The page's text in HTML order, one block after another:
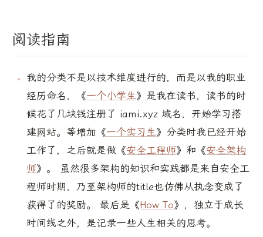
阅读指南
我的分类不是以技术维度进行的，而是以我的职业
经历命名，《一个小学生》是我在读书，读书的时
候花了几块钱注册了 iami.xyz 域名，开始学习搭
建网站。等增加《一个实习生》分类时我已经开始
工作了，之后就是做《安全工程师》和《安全架构
师》。 虽然很多架构的知识和实践都是来自安全工
程师时期，乃至架构师的title也仿佛从执念变成了
获得了的奖励。 最后是《How To》，独立于成长
时间线之外，是记录一些人生相关的思考。